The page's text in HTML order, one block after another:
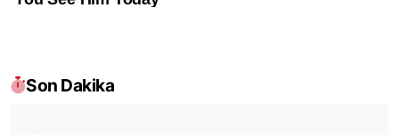
Son Dakika